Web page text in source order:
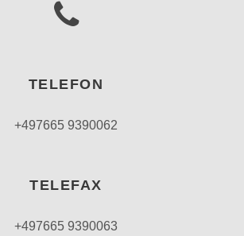
TELEFON
+497665 9390062
TELEFAX
+497665 9390063